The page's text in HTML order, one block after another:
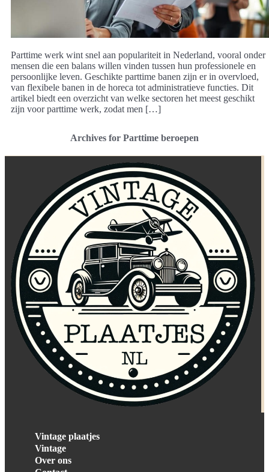
Parttime werk wint snel aan populariteit in Nederland, vooral onder
mensen die een balans willen vinden tussen hun professionele en
persoonlijke leven. Geschikte parttime banen zijn er in overvloed,
van flexibele banen in de horeca tot administratieve functies. Dit
artikel biedt een overzicht van welke sectoren het meest geschikt
zijn voor parttime werk, zodat men […]
Archives for Parttime beroepen
Vintage plaatjes
Vintage
Over ons